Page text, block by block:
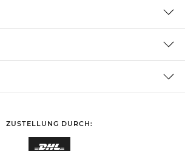
ZUSTELLUNG DURCH: